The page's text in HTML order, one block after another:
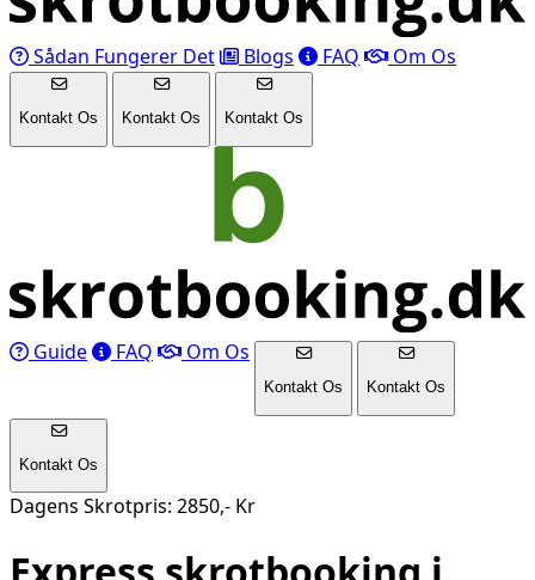
Sådan Fungerer Det Blogs FAQ Om Os
Kontakt Os Kontakt Os Kontakt Os
Guide FAQ Om Os
Kontakt Os Kontakt Os
Kontakt Os
Dagens Skrotpris: 2850,- Kr